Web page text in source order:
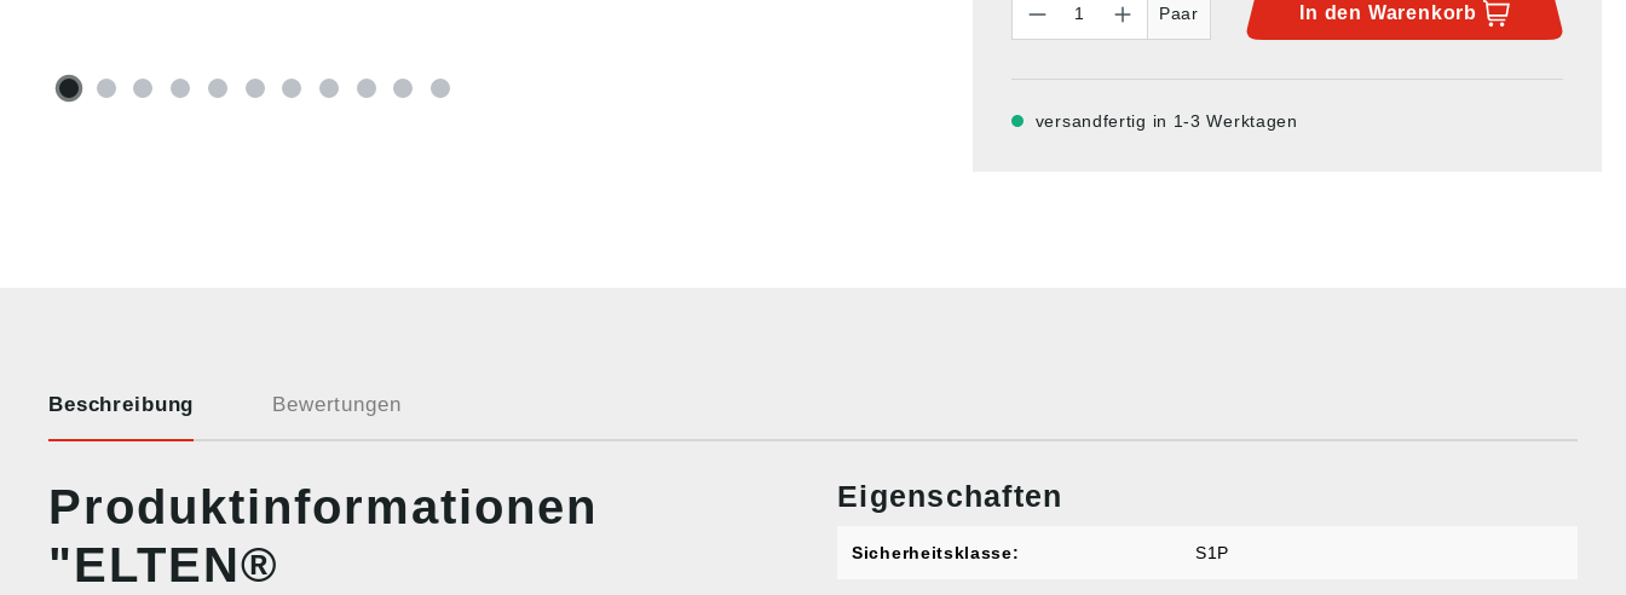
Paar
In den Warenkorb
versandfertig in 1-3 Werktagen
Beschreibung Bewertungen
Produktinformationen
"ELTEN®
Eigenschaften
Sicherheitsklasse: S1P